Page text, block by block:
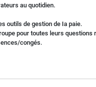
au quotidien.
outils de gestion de Ia paie.
pour toutes leurs questions
congés.